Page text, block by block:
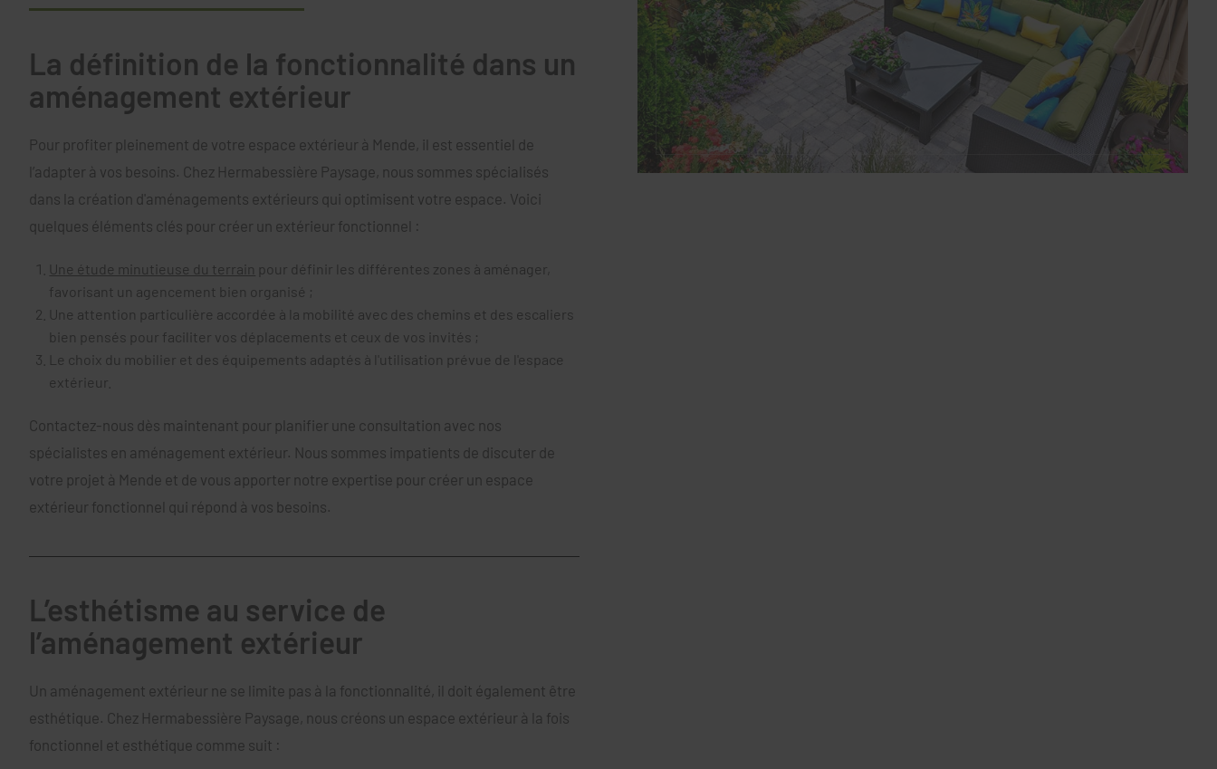
La définition de la fonctionnalité dans un
aménagement extérieur
Pour profiter pleinement de votre espace extérieur à Mende, il est essentiel de
l’adapter à vos besoins. Chez Hermabessière Paysage, nous sommes spécialisés
dans la création d'aménagements extérieurs qui optimisent votre espace. Voici
quelques éléments clés pour créer un extérieur fonctionnel :
Une étude minutieuse du terrain pour définir les différentes zones à aménager,
favorisant un agencement bien organisé ;
Une attention particulière accordée à la mobilité avec des chemins et des escaliers
bien pensés pour faciliter vos déplacements et ceux de vos invités ;
Le choix du mobilier et des équipements adaptés à l'utilisation prévue de l'espace
extérieur.
Contactez-nous dès maintenant pour planifier une consultation avec nos
spécialistes en aménagement extérieur. Nous sommes impatients de discuter de
votre projet à Mende et de vous apporter notre expertise pour créer un espace
extérieur fonctionnel qui répond à vos besoins.
L’esthétisme au service de
l’aménagement extérieur
Un aménagement extérieur ne se limite pas à la fonctionnalité, il doit également être
esthétique. Chez Hermabessière Paysage, nous créons un espace extérieur à la fois
fonctionnel et esthétique comme suit :